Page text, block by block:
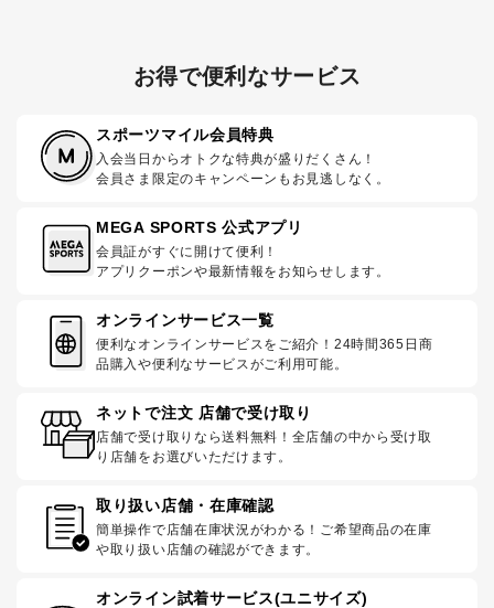
お得で便利なサービス
スポーツマイル会員特典
入会当日からオトクな特典が盛りだくさん！
会員さま限定のキャンペーンもお見逃しなく。
MEGA SPORTS 公式アプリ
会員証がすぐに開けて便利！
アプリクーポンや最新情報をお知らせします。
オンラインサービス一覧
便利なオンラインサービスをご紹介！24時間365日商
品購入や便利なサービスがご利用可能。
ネットで注文 店舗で受け取り
店舗で受け取りなら送料無料！全店舗の中から受け取
り店舗をお選びいただけます。
取り扱い店舗・在庫確認
簡単操作で店舗在庫状況がわかる！ご希望商品の在庫
や取り扱い店舗の確認ができます。
オンライン試着サービス(ユニサイズ)